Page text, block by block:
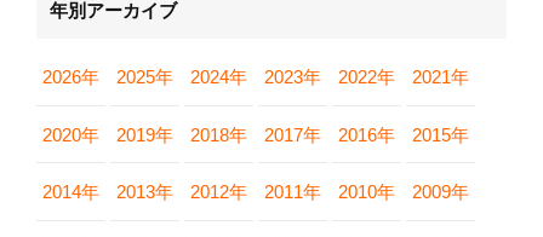
年別アーカイブ
2026年 2025年 2024年 2023年 2022年 2021年
2020年 2019年 2018年 2017年 2016年 2015年
2014年 2013年 2012年 2011年 2010年 2009年